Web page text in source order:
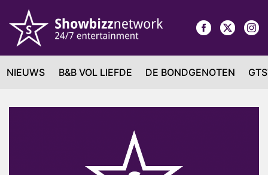
NIEUWS B&B VOL LIEFDE DE BONDGENOTEN